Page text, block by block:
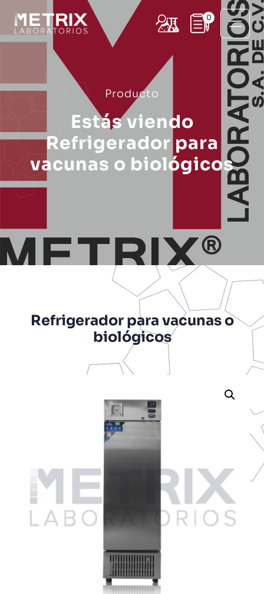
0
Producto
Estás viendo
Refrigerador para
vacunas o biológicos
Refrigerador para vacunas o
biológicos